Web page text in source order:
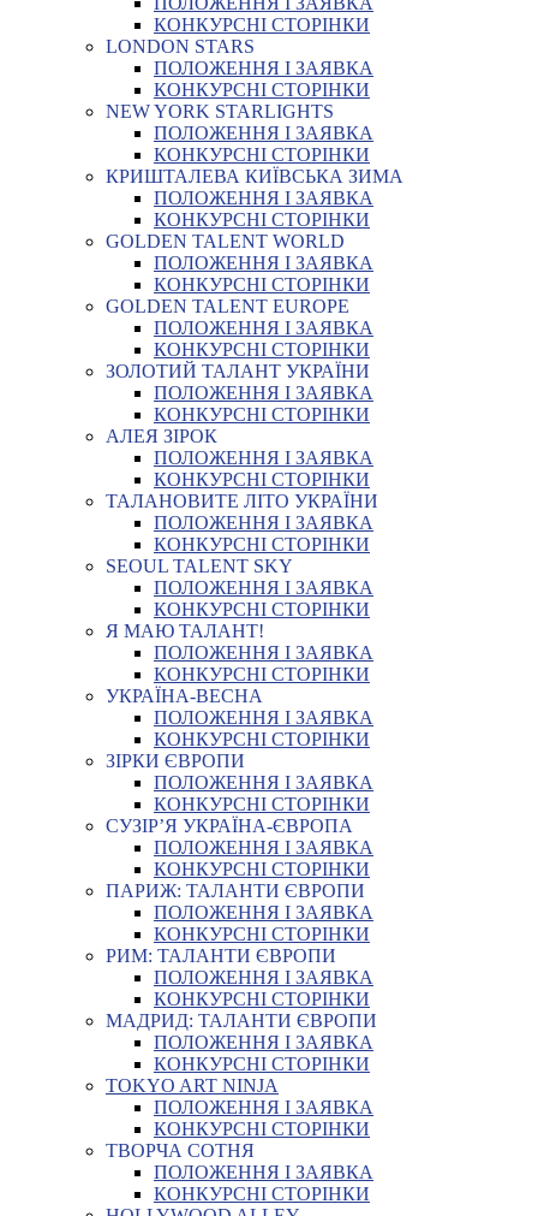
КОНКУРСНІ СТОРІНКИ
LONDON STARS
ПОЛОЖЕННЯ І ЗАЯВКА
КОНКУРСНІ СТОРІНКИ
NEW YORK STARLIGHTS
ПОЛОЖЕННЯ І ЗАЯВКА
КОНКУРСНІ СТОРІНКИ
КРИШТАЛЕВА КИЇВСЬКА ЗИМА
ПОЛОЖЕННЯ І ЗАЯВКА
КОНКУРСНІ СТОРІНКИ
GOLDEN TALENT WORLD
ПОЛОЖЕННЯ І ЗАЯВКА
КОНКУРСНІ СТОРІНКИ
GOLDEN TALENT EUROPE
ПОЛОЖЕННЯ І ЗАЯВКА
КОНКУРСНІ СТОРІНКИ
ЗОЛОТИЙ ТАЛАНТ УКРАЇНИ
ПОЛОЖЕННЯ І ЗАЯВКА
КОНКУРСНІ СТОРІНКИ
АЛЕЯ ЗІРОК
ПОЛОЖЕННЯ І ЗАЯВКА
КОНКУРСНІ СТОРІНКИ
ТАЛАНОВИТЕ ЛІТО УКРАЇНИ
ПОЛОЖЕННЯ І ЗАЯВКА
КОНКУРСНІ СТОРІНКИ
SEOUL TALENT SKY
ПОЛОЖЕННЯ І ЗАЯВКА
КОНКУРСНІ СТОРІНКИ
Я МАЮ ТАЛАНТ!
ПОЛОЖЕННЯ І ЗАЯВКА
КОНКУРСНІ СТОРІНКИ
УКРАЇНА-ВЕСНА
ПОЛОЖЕННЯ І ЗАЯВКА
КОНКУРСНІ СТОРІНКИ
ЗІРКИ ЄВРОПИ
ПОЛОЖЕННЯ І ЗАЯВКА
КОНКУРСНІ СТОРІНКИ
СУЗІР’Я УКРАЇНА-ЄВРОПА
ПОЛОЖЕННЯ І ЗАЯВКА
КОНКУРСНІ СТОРІНКИ
ПАРИЖ: ТАЛАНТИ ЄВРОПИ
ПОЛОЖЕННЯ І ЗАЯВКА
КОНКУРСНІ СТОРІНКИ
РИМ: ТАЛАНТИ ЄВРОПИ
ПОЛОЖЕННЯ І ЗАЯВКА
КОНКУРСНІ СТОРІНКИ
МАДРИД: ТАЛАНТИ ЄВРОПИ
ПОЛОЖЕННЯ І ЗАЯВКА
КОНКУРСНІ СТОРІНКИ
TOKYO ART NINJA
ПОЛОЖЕННЯ І ЗАЯВКА
КОНКУРСНІ СТОРІНКИ
ТВОРЧА СОТНЯ
ПОЛОЖЕННЯ І ЗАЯВКА
КОНКУРСНІ СТОРІНКИ